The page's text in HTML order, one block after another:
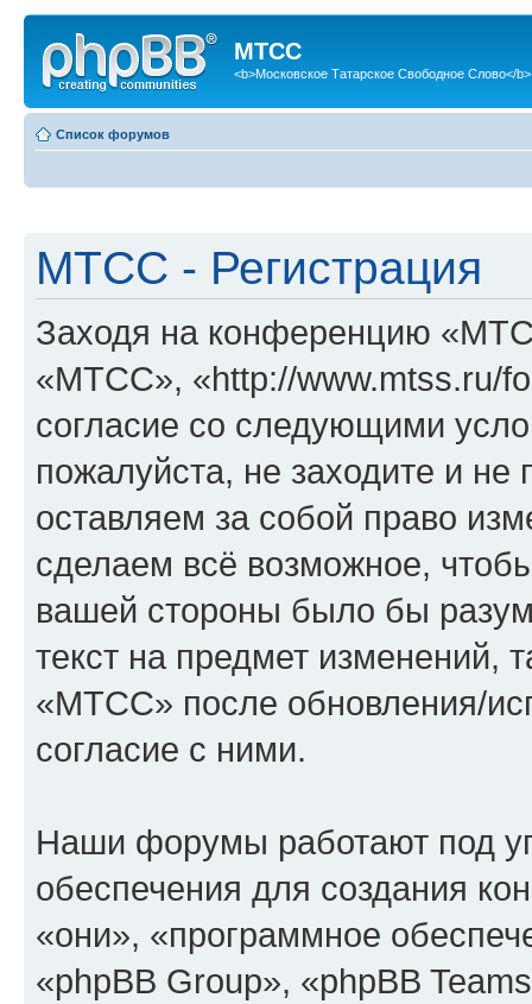
МТСС
<b>Московское Татарское Свободное Слово</b>
Список форумов
МТСС - Регистрация
Заходя на конференцию
«МТСС», «http://www.mtss.ru/
согласие со следующими
пожалуйста, не заходите и
оставляем за собой право
сделаем всё возможное,
вашей стороны было бы
текст на предмет изменений,
«МТСС» после обновления/
согласие с ними.
Наши форумы работают под
обеспечения для создания
«они», «программное
«phpBB Group», «phpBB